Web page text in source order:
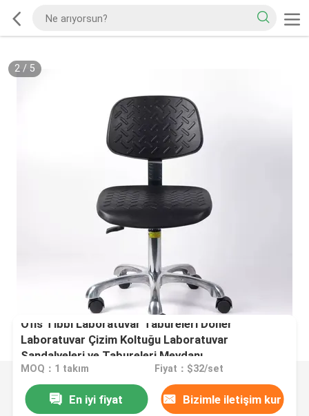
2/ 5
Ofis Tıbbi Laboratuvar Tabureleri Döner
Laboratuvar Çizim Koltuğu Laboratuvar
Sandalyeleri ve Tabureleri Meydanı
MOQ：1 takım Fiyat：$32/set
En iyi fiyat Bizimle iletişim kur